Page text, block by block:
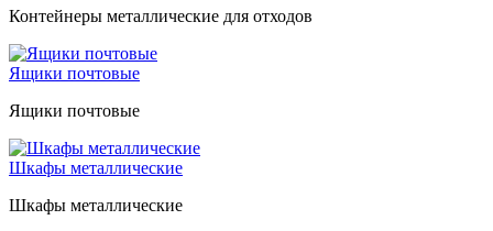
Контейнеры металлические для отходов
Ящики почтовые
Ящики почтовые
Шкафы металлические
Шкафы металлические